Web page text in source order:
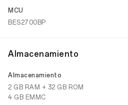
MCU
BES2700BP
Almacenamiento
Almacenamiento
2 GB RAM + 32 GB ROM
4 GB EMMC